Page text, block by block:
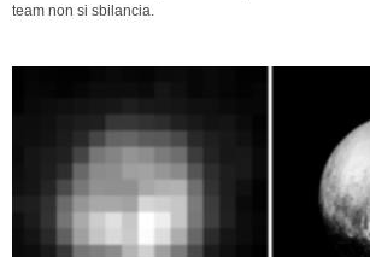
team non si sbilancia.